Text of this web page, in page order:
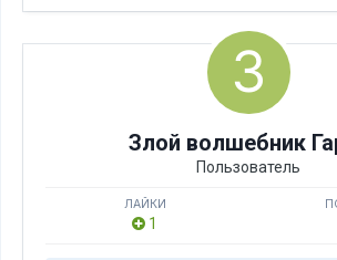
Злой волшебник
Пользователь
ЛАЙКИ
1